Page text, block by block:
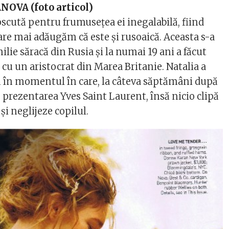
(foto articol)
pentru frumusețea ei inegalabilă, fiind
mai adăugăm că este și rusoaică. Aceasta s-a
săracă din Rusia și la numai 19 ani a făcut
un aristocrat din Marea Britanie. Natalia a
în momentul în care, la câteva săptămâni după
prezentarea Yves Saint Laurent, însă nicio clipă
neglijeze copilul.